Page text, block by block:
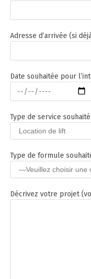
Adresse d’arrivée (si
Date souhaitée pour
Type de service souhaité
Type de formule
Décrivez votre projet